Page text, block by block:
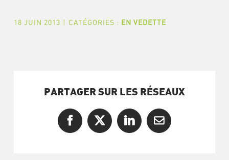
18 JUIN 2013 | CATÉGORIES : EN VEDETTE
PARTAGER SUR LES RÉSEAUX
Facebook
X LinkedInCourriel